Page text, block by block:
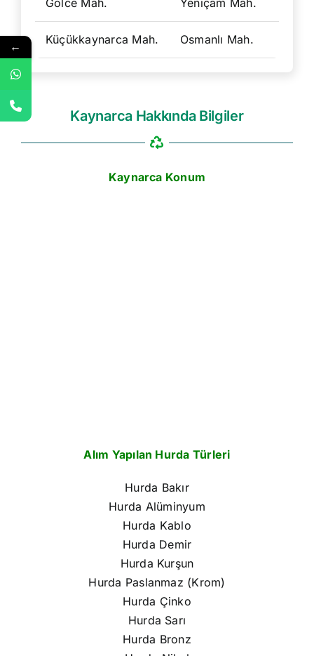
Küçükkaynarca Mah. Osmanlı Mah.
Kaynarca Hakkında Bilgiler
Kaynarca Konum
Alım Yapılan Hurda Türleri
Hurda Bakır
Hurda Alüminyum
Hurda Kablo
Hurda Demir
Hurda Kurşun
Hurda Paslanmaz (Krom)
Hurda Çinko
Hurda Sarı
Hurda Bronz
←